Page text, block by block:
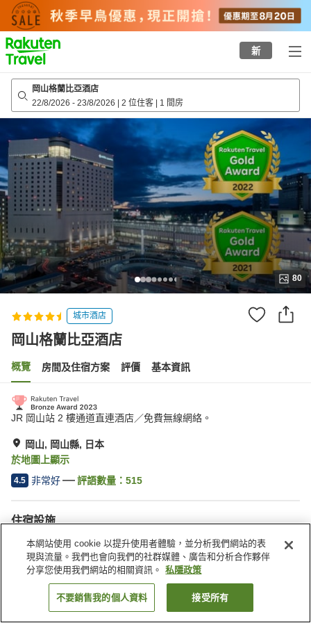
to
top
page
新
岡山格蘭比亞酒店
22/8/2026 - 23/8/2026 | 2 位住客 | 1 間房
80
城市酒店
岡山格蘭比亞酒店
概覽 房間及住宿方案 評價 基本資訊
JR 岡山站 2 樓通道直連酒店／免費無線網絡。
岡山, 岡山縣, 日本
於地圖上顯示
4.5 非常好 評語數量： 515
住宿設施
Wi-Fi
步行 5 分鐘可到車站
桑拿
休息室
日本 岡山縣 岡山 岡山格蘭比亞酒店
找客房
本網站使用 cookie 以提升使用者體驗，並分析我們網站的表
現與流量。我們也會向我們的社群媒體、廣告和分析合作夥伴
分享您使用我們網站的相關資訊。
私隱政策
不要銷售我的個人資料 接受所有